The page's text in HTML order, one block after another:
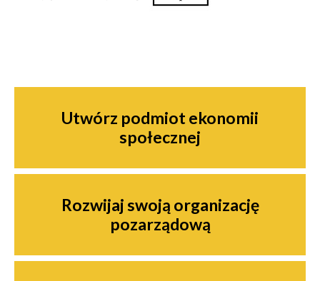
Utwórz podmiot ekonomii
społecznej
Rozwijaj swoją organizację
pozarządową